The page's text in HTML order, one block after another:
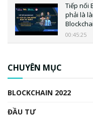
Tiếp nối
phải là
00:45:25
CHUYÊN MỤC
BLOCKCHAIN 2022
ĐẦU TƯ